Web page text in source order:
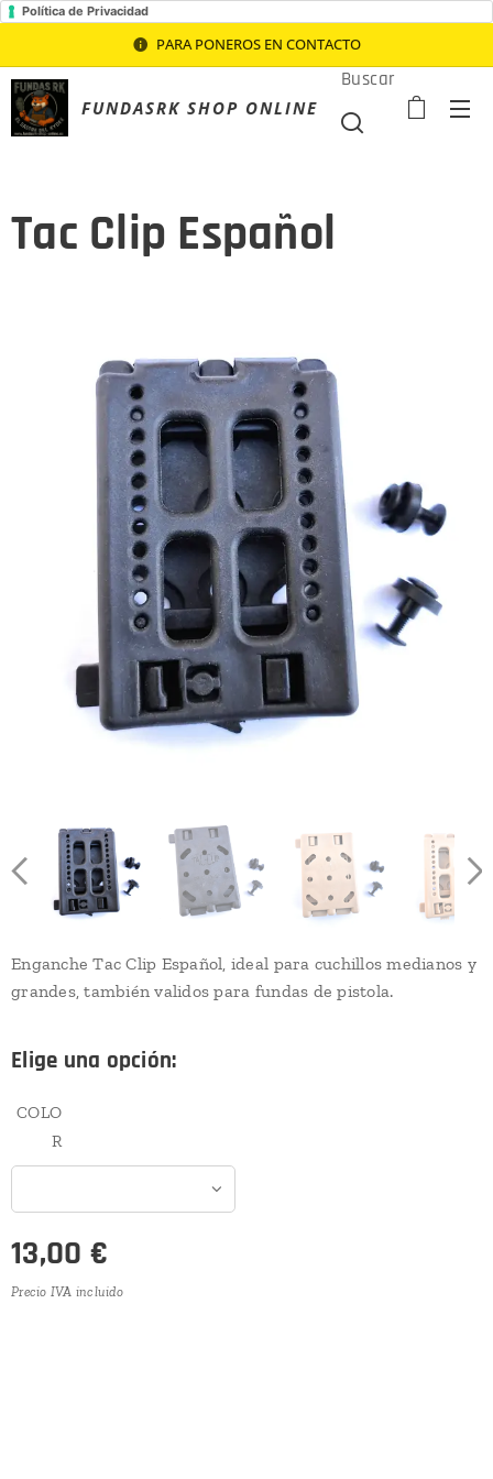
Política de Privacidad
PARA PONEROS EN CONTACTO
FUNDASRK SHOP ONLINE
Buscar
Tac Clip Español
Enganche Tac Clip Español, ideal para cuchillos medianos y
grandes, también validos para fundas de pistola.
Elige una opción:
COLO
R
13,00 €
Precio IVA incluido